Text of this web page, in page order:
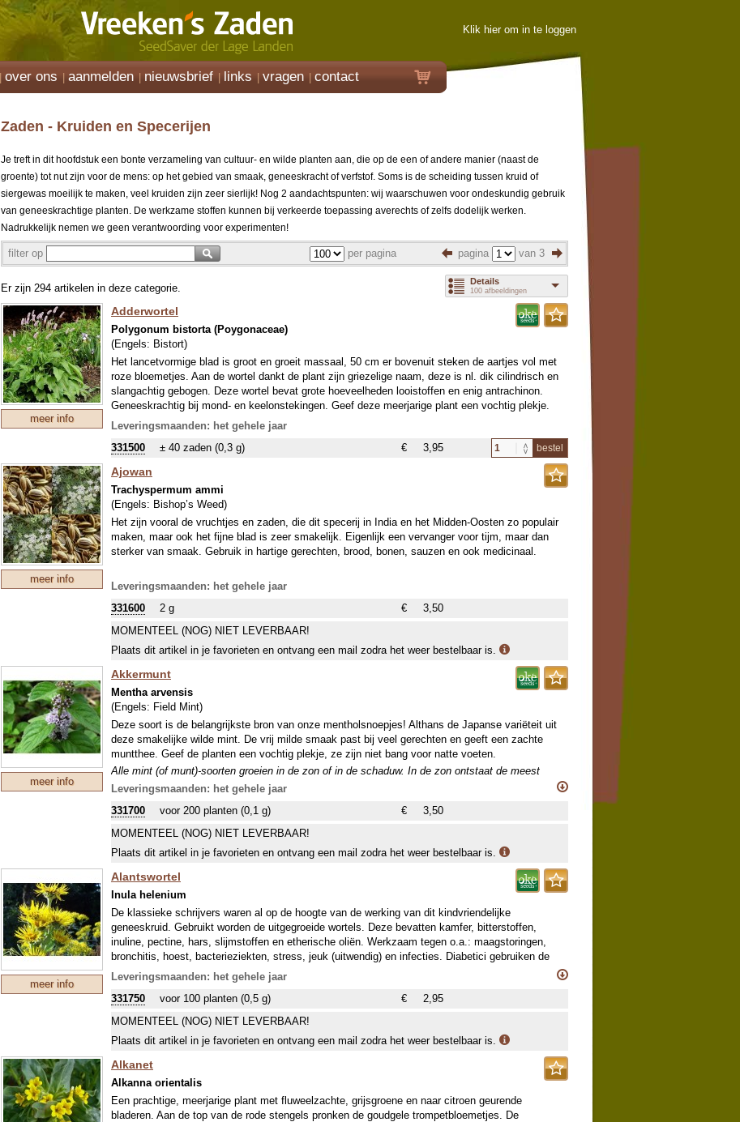
Klik hier om in te loggen
over ons aanmelden nieuwsbrief links vragen contact
Zaden - Kruiden en Specerijen
Je treft in dit hoofdstuk een bonte verzameling van cultuur- en wilde planten aan, die op de een of andere manier (naast de
groente) tot nut zijn voor de mens: op het gebied van smaak, geneeskracht of verfstof. Soms is de scheiding tussen kruid of
siergewas moeilijk te maken, veel kruiden zijn zeer sierlijk! Nog 2 aandachtspunten: wij waarschuwen voor ondeskundig gebruik
van geneeskrachtige planten. De werkzame stoffen kunnen bij verkeerde toepassing averechts of zelfs dodelijk werken.
Nadrukkelijk nemen we geen verantwoording voor experimenten!
filter op per pagina pagina van 3
Details
100 afbeeldingen
Er zijn 294 artikelen in deze categorie.
meer info
Adderwortel
Polygonum bistorta (Poygonaceae)
(Engels: Bistort)
Het lancetvormige blad is groot en groeit massaal, 50 cm er bovenuit steken de aartjes vol met
roze bloemetjes. Aan de wortel dankt de plant zijn griezelige naam, deze is nl. dik cilindrisch en
slangachtig gebogen. Deze wortel bevat grote hoeveelheden looistoffen en enig antrachinon.
Geneeskrachtig bij mond- en keelonstekingen. Geef deze meerjarige plant een vochtig plekje.
Leveringsmaanden: het gehele jaar
331500
± 40 zaden (0,3 g) € 3,95 bestel
meer info
Ajowan
Trachyspermum ammi
(Engels: Bishop’s Weed)
Het zijn vooral de vruchtjes en zaden, die dit specerij in India en het Midden-Oosten zo populair
maken, maar ook het fijne blad is zeer smakelijk. Eigenlijk een vervanger voor tijm, maar dan
sterker van smaak. Gebruik in hartige gerechten, brood, bonen, sauzen en ook medicinaal.
Leveringsmaanden: het gehele jaar
331600
2 g €
3,50
MOMENTEEL (NOG) NIET LEVERBAAR!
Plaats dit artikel in je favorieten en ontvang een mail zodra het weer bestelbaar is.
meer info
Akkermunt
Mentha arvensis
(Engels: Field Mint)
Deze soort is de belangrijkste bron van onze mentholsnoepjes! Althans de Japanse variëteit uit
deze smakelijke wilde mint. De vrij milde smaak past bij veel gerechten en geeft een zachte
muntthee. Geef de planten een vochtig plekje, ze zijn niet bang voor natte voeten.
Alle mint (of munt)-soorten groeien in de zon of in de schaduw. In de zon ontstaat de meest
compacte groei en de meest intense kleur, geur en smaak. Elke soort doorloopt 2 groeistadia: in
(hard) groeiende uitlopers, die op een andere plaats tot nieuwe planten uitgroeien. Bijen en
vlinders zijn dol op muntbloemen.
Leveringsmaanden: het gehele jaar
331700
voor 200 planten (0,1 g) €
3,50
MOMENTEEL (NOG) NIET LEVERBAAR!
Plaats dit artikel in je favorieten en ontvang een mail zodra het weer bestelbaar is.
meer info
Alantswortel
Inula helenium
De klassieke schrijvers waren al op de hoogte van de werking van dit kindvriendelijke
geneeskruid. Gebruikt worden de uitgegroeide wortels. Deze bevatten kamfer, bitterstoffen,
inuline, pectine, hars, slijmstoffen en etherische oliën. Werkzaam tegen o.a.: maagstoringen,
bronchitis, hoest, bacterieziekten, stress, jeuk (uitwendig) en infecties. Diabetici gebruiken de
zoetstof als suikervervanger. Veelzijdig! De geelbloeiende plant wordt 100-150cm hoog en heeft
een flinke bladbasis.
Leveringsmaanden: het gehele jaar
331750
voor 100 planten (0,5 g) €
2,95
MOMENTEEL (NOG) NIET LEVERBAAR!
Plaats dit artikel in je favorieten en ontvang een mail zodra het weer bestelbaar is.
Alkanet
Alkanna orientalis
Een prachtige, meerjarige plant met fluweelzachte, grijsgroene en naar citroen geurende
bladeren. Aan de top van de rode stengels pronken de goudgele trompetbloemetjes. De